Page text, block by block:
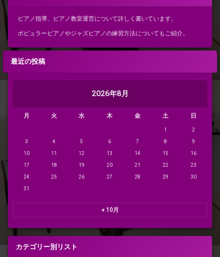
覚
位
言
ピアノ指導、ピアノ教室運営について詳しく書いています。
ポピュラーピアノやジャズピアノの練習方法についてもご紹介。
最近の投稿
2026年8月
月 火 水 木 金 土 日
1 2
3 4 5 6 7 8 9
10 11 12 13 14 15 16
17 18 19 20 21 22 23
24 25 26 27 28 29 30
31
« 10月
カテゴリー別リスト